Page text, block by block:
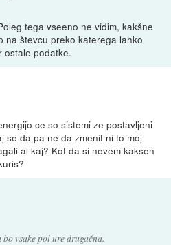
tega vseeno ne vidim, kakšne
na števcu preko katerega lahko
ostale podatke.
ce so sistemi ze postavljeni
se da pa ne da zmenit ni to moj
al kaj? Kot da si nevem kaksen
vsake pol ure drugačna.